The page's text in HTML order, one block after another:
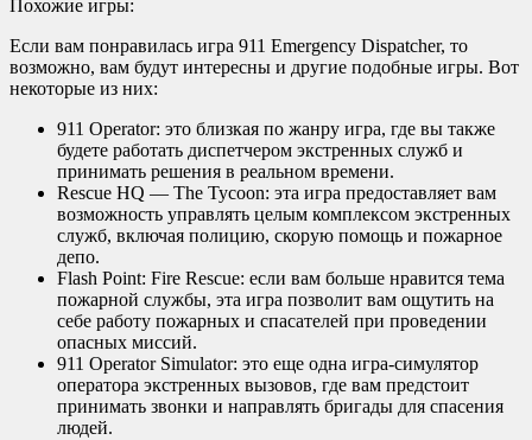
Похожие игры:
Если вам понравилась игра 911 Emergency Dispatcher, то
возможно, вам будут интересны и другие подобные игры. Вот
некоторые из них:
911 Operator: это близкая по жанру игра, где вы также
будете работать диспетчером экстренных служб и
принимать решения в реальном времени.
Rescue HQ — The Tycoon: эта игра предоставляет вам
возможность управлять целым комплексом экстренных
служб, включая полицию, скорую помощь и пожарное
депо.
Flash Point: Fire Rescue: если вам больше нравится тема
пожарной службы, эта игра позволит вам ощутить на
себе работу пожарных и спасателей при проведении
опасных миссий.
911 Operator Simulator: это еще одна игра-симулятор
оператора экстренных вызовов, где вам предстоит
принимать звонки и направлять бригады для спасения
людей.